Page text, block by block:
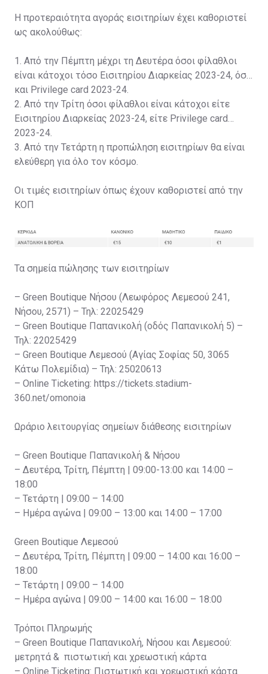
Η προτεραιότητα αγοράς εισιτηρίων έχει καθοριστεί
ως ακολούθως:
1. Από την Πέμπτη μέχρι τη Δευτέρα όσοι φίλαθλοι
είναι κάτοχοι τόσο Εισιτηρίου Διαρκείας 2023-24, όσο
και Privilege card 2023-24.
2. Από την Τρίτη όσοι φίλαθλοι είναι κάτοχοι είτε
Εισιτηρίου Διαρκείας 2023-24, είτε Privilege card
2023-24.
3. Από την Τετάρτη η προπώληση εισιτηρίων θα είναι
ελεύθερη για όλο τον κόσμο.
Οι τιμές εισιτηρίων όπως έχουν καθοριστεί από την
ΚΟΠ
Τα σημεία πώλησης των εισιτηρίων
– Green Boutique Νήσου (Λεωφόρος Λεμεσού 241,
Νήσου, 2571) – Τηλ: 22025429
– Green Boutique Παπανικολή (οδός Παπανικολή 5) –
Τηλ: 22025429
– Green Boutique Λεμεσού (Αγίας Σοφίας 50, 3065
Κάτω Πολεμίδια) – Τηλ: 25020613
– Online Ticketing: https://tickets.stadium-
360.net/omonoia
Ωράριο λειτουργίας σημείων διάθεσης εισιτηρίων
– Green Boutique Παπανικολή & Νήσου
– Δευτέρα, Τρίτη, Πέμπτη | 09:00-13:00 και 14:00 –
18:00
– Τετάρτη | 09:00 – 14:00
– Ημέρα αγώνα | 09:00 – 13:00 και 14:00 – 17:00
Green Boutique Λεμεσού
– Δευτέρα, Τρίτη, Πέμπτη | 09:00 – 14:00 και 16:00 –
18:00
– Τετάρτη | 09:00 – 14:00
– Ημέρα αγώνα | 09:00 – 14:00 και 16:00 – 18:00
Τρόποι Πληρωμής
– Green Boutique Παπανικολή, Νήσου και Λεμεσού:
μετρητά & πιστωτική και χρεωστική κάρτα
– Online Ticketing: Πιστωτική και χρεωστική κάρτα